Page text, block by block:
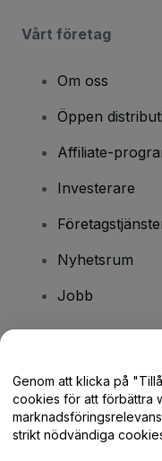
Vårt företag
Om oss
Öppen
Affiliate-
Investerare
Nyhetsrum
Jobb
Hjälpcenter /
Genom att klicka på
cookies för att förbättra
strikt nödvändiga